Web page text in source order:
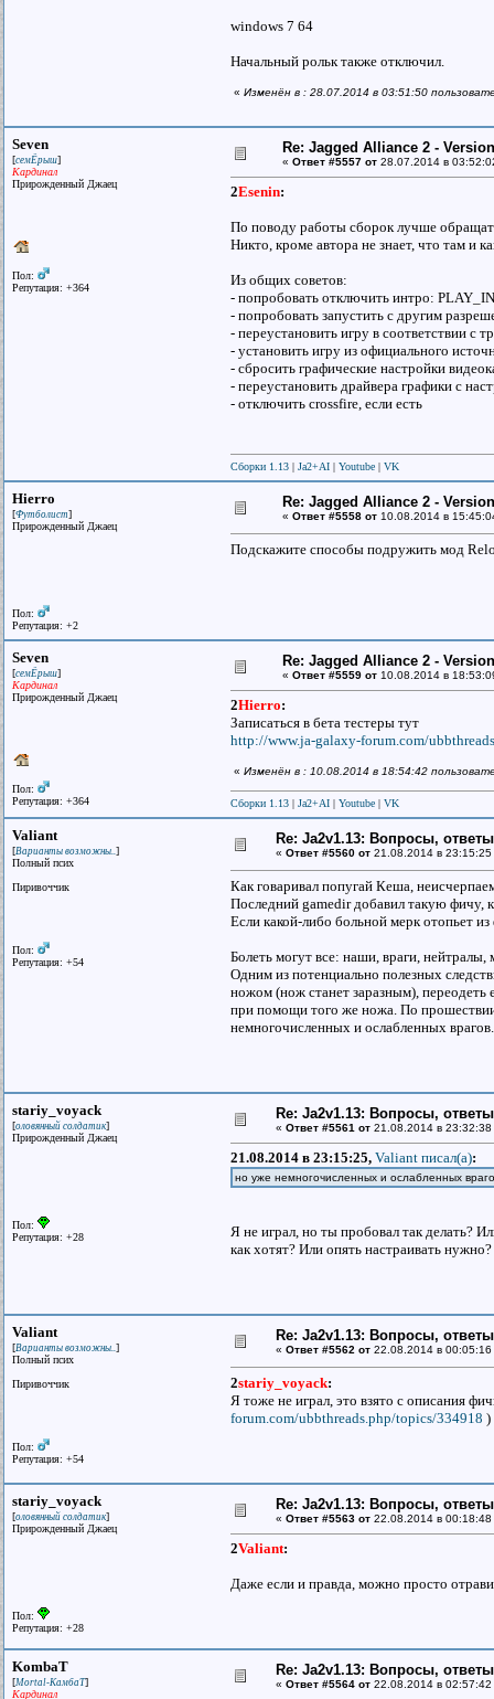
windows 7 64
Начальный рольк также отключил.
« Изменён в : 28.07.2014 в 03:51:50
Seven
[семЁрыш]
Кардинал
Прирожденный Джаец
Пол:
Репутация: +364
Re: Jagged Alliance 2 -
« Ответ #5557 от 28.07.2014 в
2Esenin:
По поводу работы сборок лучше
Никто, кроме автора не знает, что там и
Из общих советов:
- попробовать отключить интро:
- попробовать запустить с другим
- переустановить игру в соответствии с
- установить игру из официального
- сбросить графические настройки
- переустановить драйвера графики с
- отключить crossfire, если есть
Сборки 1.13 | Ja2+AI | Youtube | VK
Hierro
[Футболист]
Прирожденный Джаец
Пол:
Репутация: +2
Re: Jagged Alliance 2 -
« Ответ #5558 от 10.08.2014 в
Подскажите способы подружить мод
Seven
[семЁрыш]
Кардинал
Прирожденный Джаец
Пол:
Репутация: +364
Re: Jagged Alliance 2 -
« Ответ #5559 от 10.08.2014 в
2Hierro:
Записаться в бета тестеры тут
http://www.ja-galaxy-forum.com/
« Изменён в : 10.08.2014 в 18:54:42
Сборки 1.13 | Ja2+AI | Youtube | VK
Valiant
[Варианты возможны..]
Полный псих
Пиривоччик
Пол:
Репутация: +54
Re: Ja2v1.13: Вопросы,
« Ответ #5560 от 21.08.2014 в 23:15:25
Как говаривал попугай Кеша,
Последний gamedir добавил такую фичу,
Если какой-либо больной мерк отопьет
Болеть могут все: наши, враги, нейтралы,
Одним из потенциально полезных
ножом (нож станет заразным), переодеть
при помощи того же ножа. По
немногочисленных и ослабленных врагов.
stariy_voyack
[оловянный солдатик]
Прирожденный Джаец
Пол:
Репутация: +28
Re: Ja2v1.13: Вопросы,
« Ответ #5561 от 21.08.2014 в 23:32:38
21.08.2014 в 23:15:25, Valiant писал(a):
но уже немногочисленных и ослабленных
Я не играл, но ты пробовал так делать?
как хотят? Или опять настраивать нужно?
Valiant
[Варианты возможны..]
Полный псих
Пиривоччик
Пол:
Репутация: +54
Re: Ja2v1.13: Вопросы,
« Ответ #5562 от 22.08.2014 в 00:05:16
2stariy_voyack:
Я тоже не играл, это взято с описания
forum.com/ubbthreads.php/topics/334918 )
stariy_voyack
[оловянный солдатик]
Прирожденный Джаец
Пол:
Репутация: +28
Re: Ja2v1.13: Вопросы,
« Ответ #5563 от 22.08.2014 в 00:18:48
2Valiant:
Даже если и правда, можно просто
KombaT
[Mortal-КамбаТ]
Кардинал
Re: Ja2v1.13: Вопросы,
« Ответ #5564 от 22.08.2014 в 02:57:42